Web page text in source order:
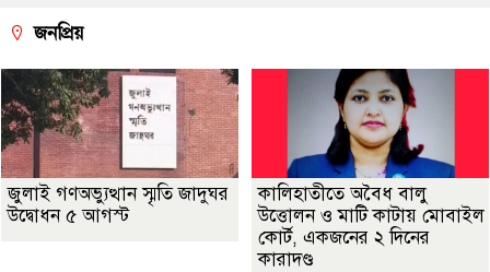
জনপ্রিয়
জুলাই গণঅভ্যুত্থান স্মৃতি জাদুঘর
উদ্বোধন ৫ আগস্ট
কালিহাতীতে অবৈধ বালু
উত্তোলন ও মাটি কাটায় মোবাইল
কোর্ট, একজনের ২ দিনের
কারাদণ্ড